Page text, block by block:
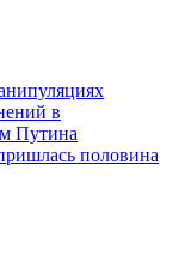
в
Путина
половина